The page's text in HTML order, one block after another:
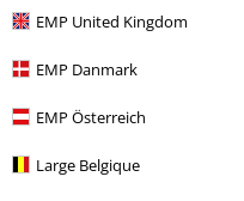
EMP United Kingdom
EMP Danmark
EMP Österreich
Large Belgique